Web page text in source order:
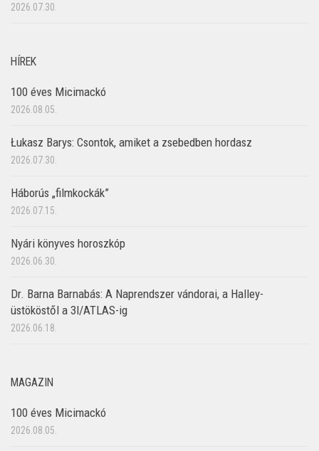
2026.07.30.
HÍREK
100 éves Micimackó
2026.08.05.
Łukasz Barys: Csontok, amiket a zsebedben hordasz
2026.07.30.
Háborús „filmkockák”
2026.07.15.
Nyári könyves horoszkóp
2026.06.30.
Dr. Barna Barnabás: A Naprendszer vándorai, a Halley-
üstököstől a 3I/ATLAS-ig
2026.06.18.
MAGAZIN
100 éves Micimackó
2026.08.05.